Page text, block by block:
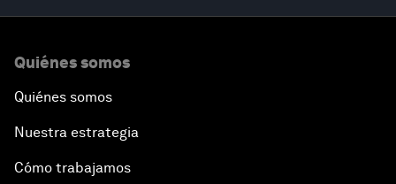
Quiénes somos
Quiénes somos
Nuestra estrategia
Cómo trabajamos